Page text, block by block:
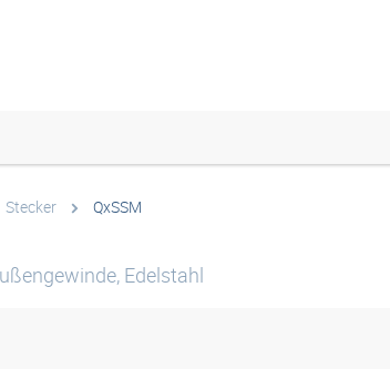
Stecker QxSSM
Edelstahl